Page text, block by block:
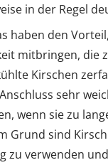
in der Regel
haben den
mitbringen, die
Kirschen
sehr
wenn sie zu
Grund sind
zu verwenden